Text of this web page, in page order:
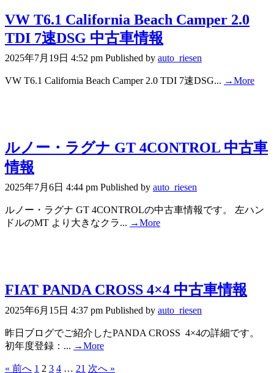
VW T6.1 California Beach Camper 2.0
TDI 7速DSG 中古車情報
2025年7月19日 4:52 pm Published by auto_riesen
VW T6.1 California Beach Camper 2.0 TDI 7速DSG... →More
ルノー・ラグナ GT 4CONTROL 中古車
情報
2025年7月6日 4:44 pm Published by auto_riesen
ルノー・ラグナ GT 4CONTROLの中古車情報です。 左ハン
ドルのMT より大きなクラ... →More
FIAT PANDA CROSS 4×4 中古車情報
2025年6月15日 4:37 pm Published by auto_riesen
昨日ブログでご紹介したPANDA CROSS 4×4の詳細です。
初年度登録：... →More
« 前へ 1 2 3 4 … 21 次へ »